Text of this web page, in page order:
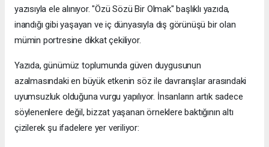
yazısıyla ele alınıyor. "Özü Sözü Bir Olmak" başlıklı yazıda,
inandığı gibi yaşayan ve iç dünyasıyla dış görünüşü bir olan
mümin portresine dikkat çekiliyor.
​Yazıda, günümüz toplumunda güven duygusunun
azalmasındaki en büyük etkenin söz ile davranışlar arasındaki
uyumsuzluk olduğuna vurgu yapılıyor. İnsanların artık sadece
söylenenlere değil, bizzat yaşanan örneklere baktığının altı
çizilerek şu ifadelere yer veriliyor: